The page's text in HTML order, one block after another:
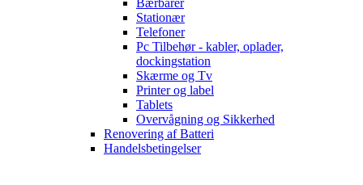
Bærbarer
Stationær
Telefoner
Pc Tilbehør - kabler, oplader,
dockingstation
Skærme og Tv
Printer og label
Tablets
Overvågning og Sikkerhed
Renovering af Batteri
Handelsbetingelser